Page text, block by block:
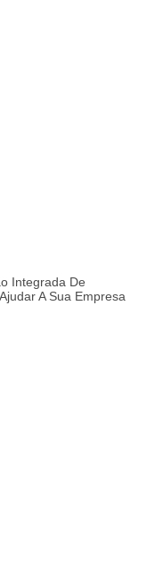
Integrada De
A Sua Empresa